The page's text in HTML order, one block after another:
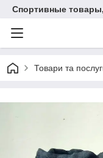
Спортивные
Товари та